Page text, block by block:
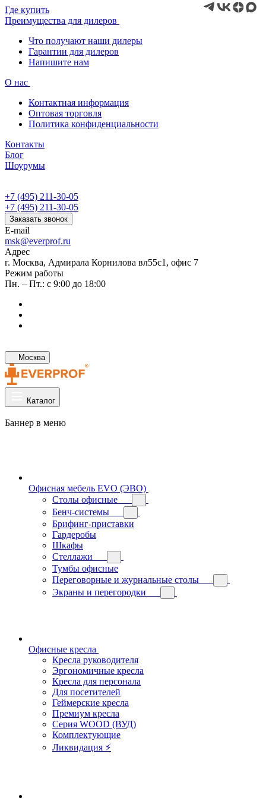
Где купить
Преимущества для дилеров
Что получают наши дилеры
Гарантии для дилеров
Напишите нам
О нас
Контактная информация
Оптовая торговля
Политика конфиденциальности
Контакты
Блог
Шоурумы
+7 (495) 211-30-05
+7 (495) 211-30-05
Заказать звонок
E-mail
msk@everprof.ru
Адрес
г. Москва, Адмирала Корнилова вл55с1, офис 7
Режим работы
Пн. – Пт.: с 9:00 до 18:00
Москва
Каталог
Баннер в меню
Офисная мебель EVO (ЭВО)
Cтолы офисные
Бенч-системы
Брифинг-приставки
Гардеробы
Шкафы
Стеллажи
Тумбы офисные
Переговорные и журнальные столы
Экраны и перегородки
Офисные кресла
Кресла руководителя
Эргономичные кресла
Кресла для персонала
Для посетителей
Геймерские кресла
Премиум кресла
Серия WOOD (ВУД)
Комплектующие
Ликвидация ⚡